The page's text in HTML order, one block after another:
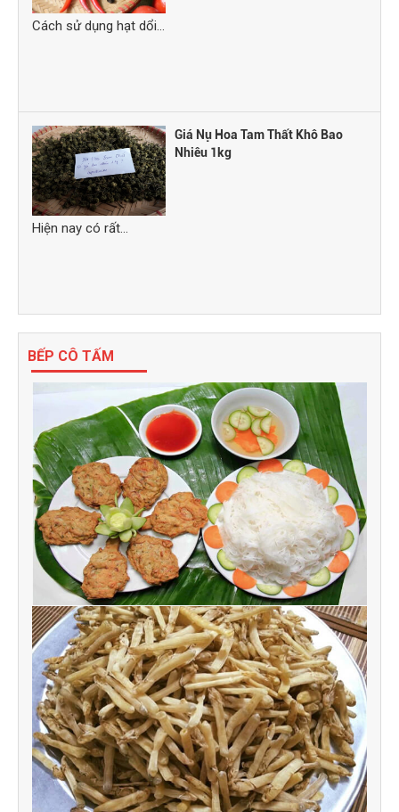
Cách sử dụng hạt dổi...
Giá Nụ Hoa Tam Thất Khô Bao
Nhiêu 1kg
Hiện nay có rất...
BẾP CÔ TẤM